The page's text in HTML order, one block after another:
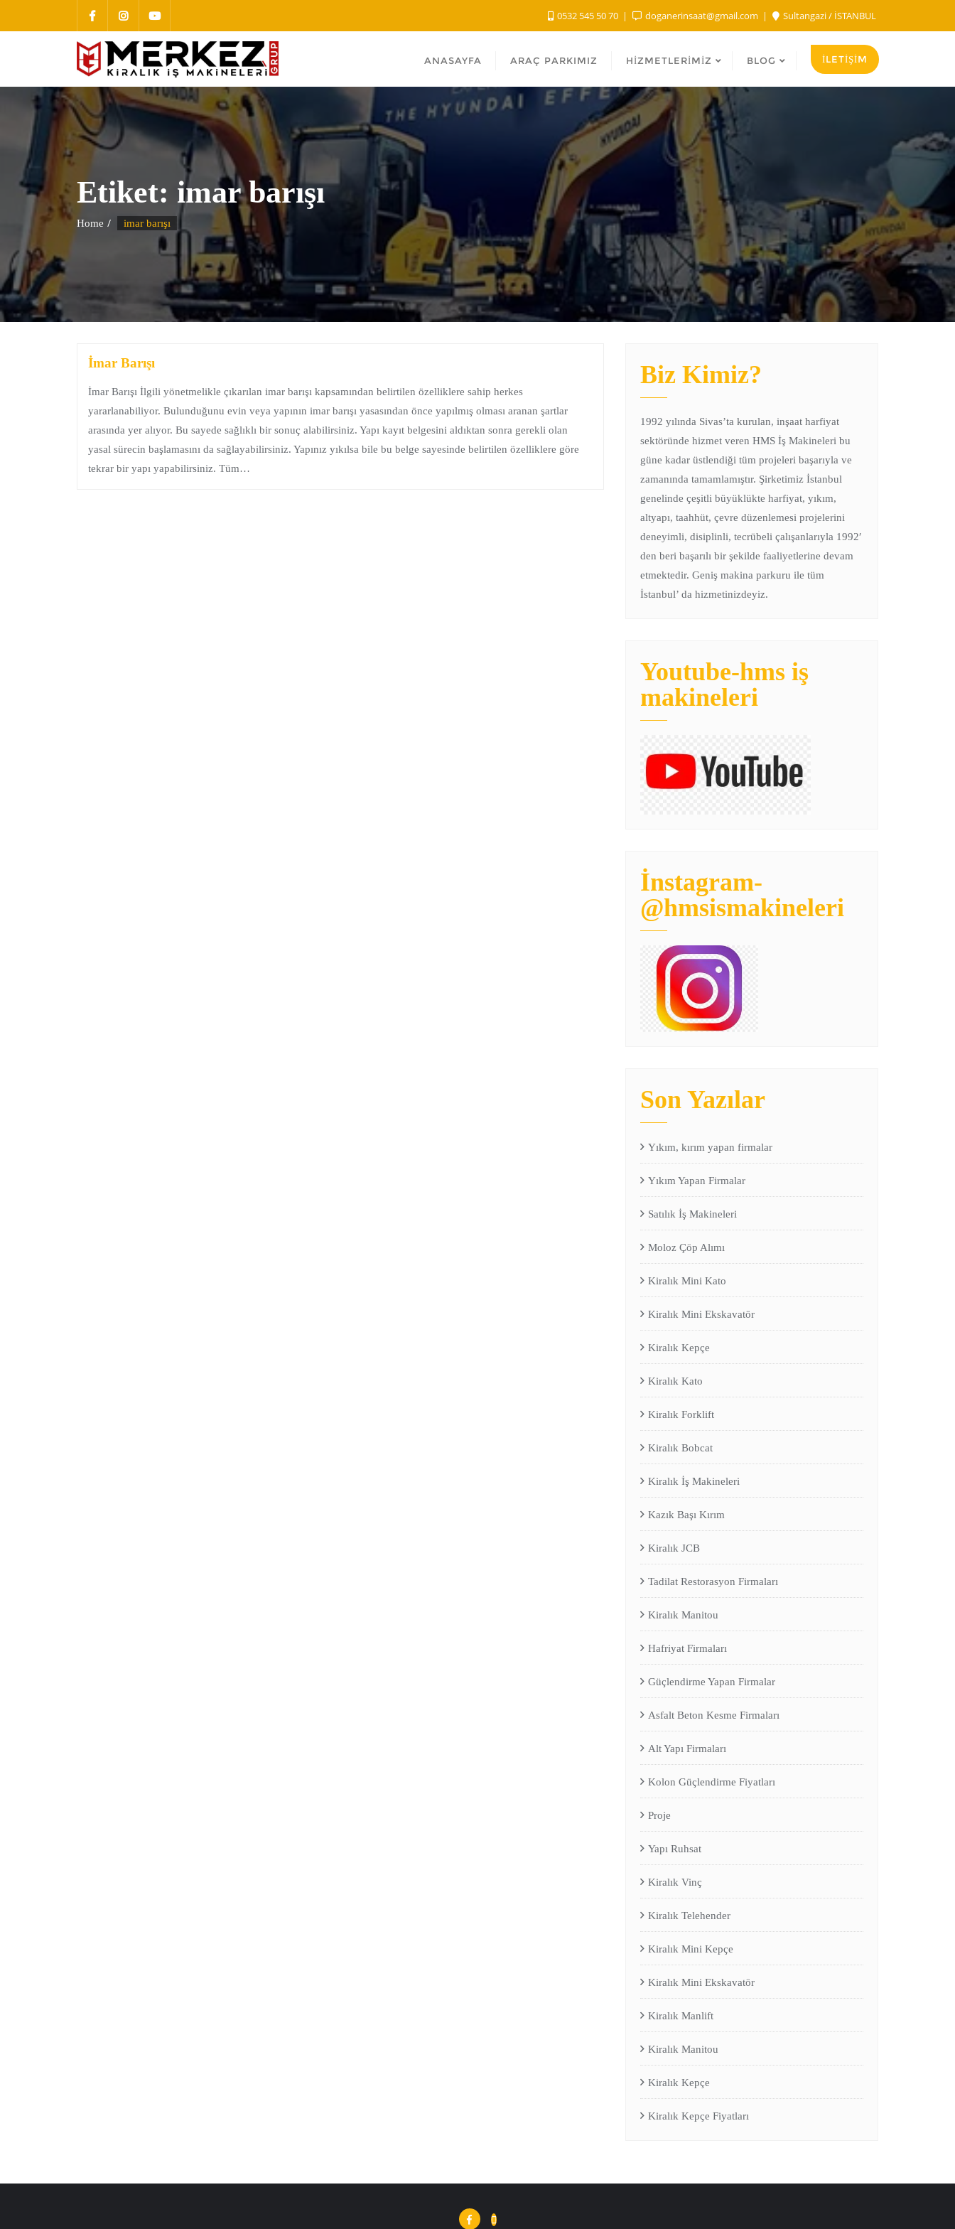
0532 545 50 70 doganerinsaat@gmail.com Sultangazi / İSTANBUL
ANASAYFA ARAÇ PARKIMIZ HIZMETLERIMIZ BLOG İLETİŞİM
Etiket: imar barışı
Home imar barışı
İmar Barışı
İmar Barışı İlgili yönetmelikle çıkarılan imar barışı kapsamından belirtilen özelliklere sahip herkes
yararlanabiliyor. Bulunduğunu evin veya yapının imar barışı yasasından önce yapılmış olması aranan şartlar
arasında yer alıyor. Bu sayede sağlıklı bir sonuç alabilirsiniz. Yapı kayıt belgesini aldıktan sonra gerekli olan
yasal sürecin başlamasını da sağlayabilirsiniz. Yapınız yıkılsa bile bu belge sayesinde belirtilen özelliklere göre
tekrar bir yapı yapabilirsiniz. Tüm…
Biz Kimiz?
1992 yılında Sivas’ta kurulan, inşaat harfiyat
sektöründe hizmet veren HMS İş Makineleri bu
güne kadar üstlendiği tüm projeleri başarıyla ve
zamanında tamamlamıştır. Şirketimiz İstanbul
genelinde çeşitli büyüklükte harfiyat, yıkım,
altyapı, taahhüt, çevre düzenlemesi projelerini
deneyimli, disiplinli, tecrübeli çalışanlarıyla 1992′
den beri başarılı bir şekilde faaliyetlerine devam
etmektedir. Geniş makina parkuru ile tüm
İstanbul’ da hizmetinizdeyiz.
Youtube-hms iş
makineleri
İnstagram-
@hmsismakineleri
Son Yazılar
Yıkım, kırım yapan firmalar
Yıkım Yapan Firmalar
Satılık İş Makineleri
Moloz Çöp Alımı
Kiralık Mini Kato
Kiralık Mini Ekskavatör
Kiralık Kepçe
Kiralık Kato
Kiralık Forklift
Kiralık Bobcat
Kiralık İş Makineleri
Kazık Başı Kırım
Kiralık JCB
Tadilat Restorasyon Firmaları
Kiralık Manitou
Hafriyat Firmaları
Güçlendirme Yapan Firmalar
Asfalt Beton Kesme Firmaları
Alt Yapı Firmaları
Kolon Güçlendirme Fiyatları
Proje
Yapı Ruhsat
Kiralık Vinç
Kiralık Telehender
Kiralık Mini Kepçe
Kiralık Mini Ekskavatör
Kiralık Manlift
Kiralık Manitou
Kiralık Kepçe
Kiralık Kepçe Fiyatları